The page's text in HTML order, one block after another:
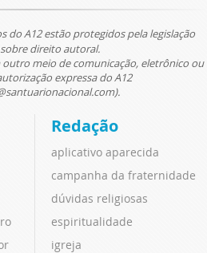
do A12 estão protegidos pela legislação
direito autoral.
meio de comunicação, eletrônico ou
expressa do A12
Redação
aplicativo aparecida
campanha da fraternidade
dúvidas religiosas
espiritualidade
igreja